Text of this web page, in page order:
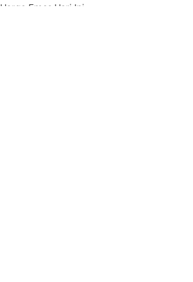
Harga Emas Hari Ini